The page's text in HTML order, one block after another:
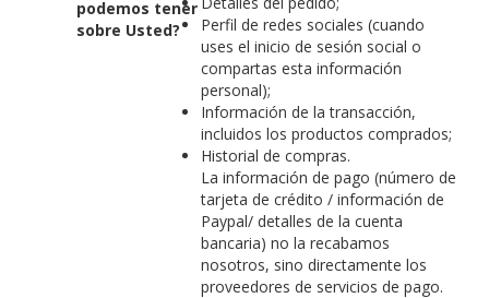
podemos tener
sobre Usted?
Perfil de redes sociales (cuando
uses el inicio de sesión social o
compartas esta información
personal);
Información de la transacción,
incluidos los productos comprados;
Historial de compras.
La información de pago (número de
tarjeta de crédito / información de
Paypal/ detalles de la cuenta
bancaria) no la recabamos
nosotros, sino directamente los
proveedores de servicios de pago.